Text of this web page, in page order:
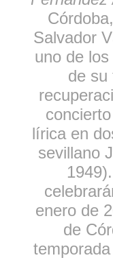
Salvador
uno de
de su
lírica en
sevillano
enero de
de